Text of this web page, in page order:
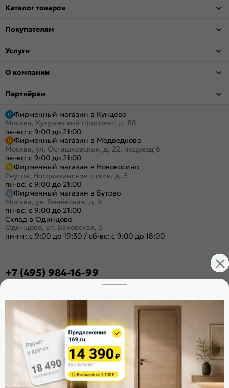
Каталог товаров
Покупателям
Услуги
О компании
Партнёрам
Фирменный магазин в Кунцево
Москва, Кутузовский проспект, д. 88
пн-вс: с 9:00 до 21:00
Фирменный магазин в Медведково
Москва, ул. Осташковская, д. 22, подъезд 6
пн-вс: с 9:00 до 21:00
Фирменный магазин в Новокосино
Реутов, Носовихинское шоссе, д. 5
пн-вс: с 9:00 до 21:00
Фирменный магазин в Бутово
Москва, ул. Венёвская, д. 4
пн-вс: с 9:00 до 21:00
Склад в Одинцово
Одинцово, ул. Баковская, 5
пн-пт: с 9:00 до 19:30 / сб-вс: с 9:00 до 18:00
+7 (495) 984-16-99
Поделиться
Оцените магазин